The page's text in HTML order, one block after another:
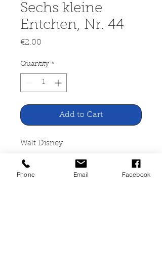
Sechs kleine
Entchen, Nr. 44
€2.00
Quantity *
Add to Cart
Walt Disney
Sechs kleine Entchen, Nr. 44
Phone Email Facebook